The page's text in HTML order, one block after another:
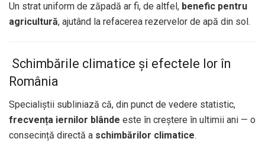
Un strat uniform de zăpadă ar fi, de altfel, benefic pentru
agricultură, ajutând la refacerea rezervelor de apă din sol.
️ Schimbările climatice și efectele lor în
România
Specialiștii subliniază că, din punct de vedere statistic,
frecvența iernilor blânde este în creștere în ultimii ani — o
consecință directă a schimbărilor climatice.